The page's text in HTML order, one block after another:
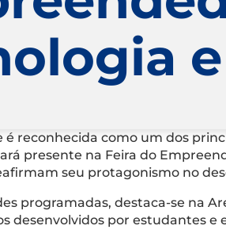
é reconhecida como um dos
presente na Feira do
seu protagonismo no
programadas, destaca-se na
desenvolvidos por estudantes e